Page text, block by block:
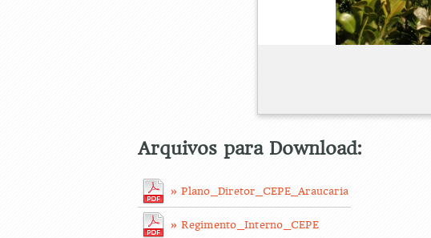
Arquivos para Download:
» Plano_Diretor_CEPE_Araucaria
» Regimento_Interno_CEPE